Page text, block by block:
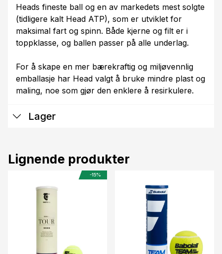
Heads fineste ball og en av markedets mest solgte
(tidligere kalt Head ATP), som er utviklet for
maksimal fart og spinn. Både kjerne og filt er i
toppklasse, og ballen passer på alle underlag.
For å skape en mer bærekraftig og miljøvennlig
emballasje har Head valgt å bruke mindre plast og
maling, noe som gjør den enklere å resirkulere.
Lager
Lignende produkter
-15%